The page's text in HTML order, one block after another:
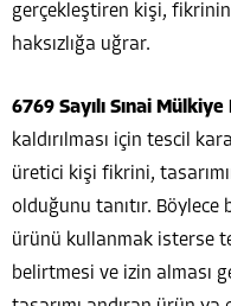
gerçekleştiren kişi,
haksızlığa uğrar.
6769 Sayılı Sınai
kaldırılması için tescil
üretici kişi fikrini,
olduğunu tanıtır.
ürünü kullanmak isterse
belirtmesi ve izin alması